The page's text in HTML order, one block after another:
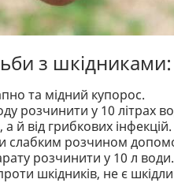
з шкідниками:
та мідний купорос.
розчинити у 10 літрах
й від грибкових інфекцій.
слабким розчином
розчинити у 10 л води.
шкідників, не є